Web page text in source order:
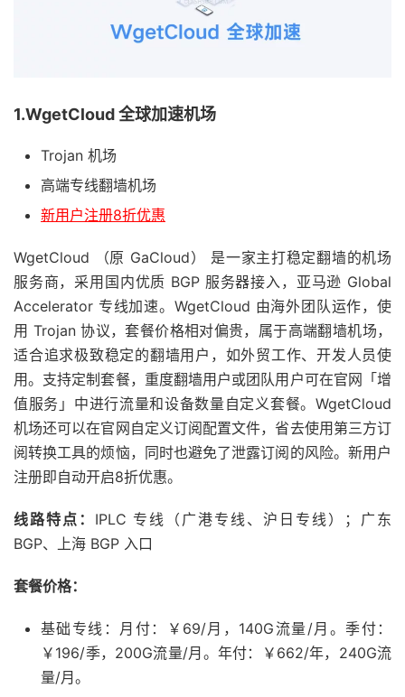
1.WgetCloud 全球加速机场
Trojan 机场
高端专线翻墙机场
新用户注册8折优惠
WgetCloud （原 GaCloud） 是一家主打稳定翻墙的机场
服务商，采用国内优质 BGP 服务器接入，亚马逊 Global
Accelerator 专线加速。WgetCloud 由海外团队运作，使
用 Trojan 协议，套餐价格相对偏贵，属于高端翻墙机场，
适合追求极致稳定的翻墙用户，如外贸工作、开发人员使
用。支持定制套餐，重度翻墙用户或团队用户可在官网「增
值服务」中进行流量和设备数量自定义套餐。WgetCloud
机场还可以在官网自定义订阅配置文件，省去使用第三方订
阅转换工具的烦恼，同时也避免了泄露订阅的风险。新用户
注册即自动开启8折优惠。
线路特点： IPLC 专线（广港专线、沪日专线）；广东
BGP、上海 BGP 入口
套餐价格：
基础专线：月付：￥69/月，140G流量/月。季付：
￥196/季，200G流量/月。年付：￥662/年，240G流
量/月。